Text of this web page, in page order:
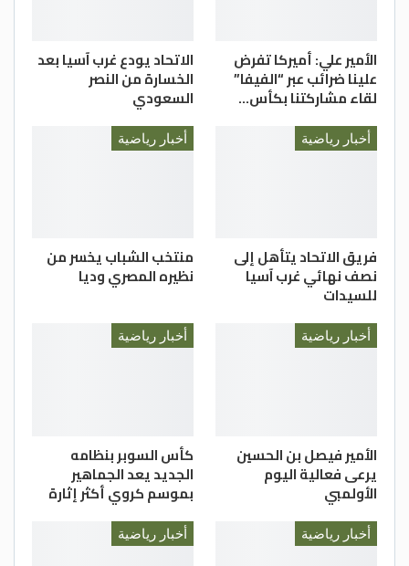
الأمير علي: أميركا تفرض
علينا ضرائب عبر “الفيفا”
لقاء مشاركتنا بكأس…
الاتحاد يودع غرب آسيا بعد
الخسارة من النصر
السعودي
أخبار رياضية
فريق الاتحاد يتأهل إلى
نصف نهائي غرب آسيا
للسيدات
أخبار رياضية
منتخب الشباب يخسر من
نظيره المصري وديا
أخبار رياضية
الأمير فيصل بن الحسين
يرعى فعالية اليوم
الأولمبي
أخبار رياضية
كأس السوبر بنظامه
الجديد يعد الجماهير
بموسم كروي أكثر إثارة
أخبار رياضية أخبار رياضية